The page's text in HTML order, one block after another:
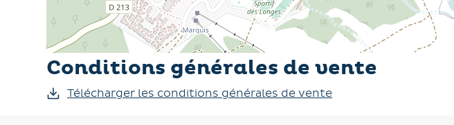
Conditions générales de vente
Télécharger les conditions générales de vente